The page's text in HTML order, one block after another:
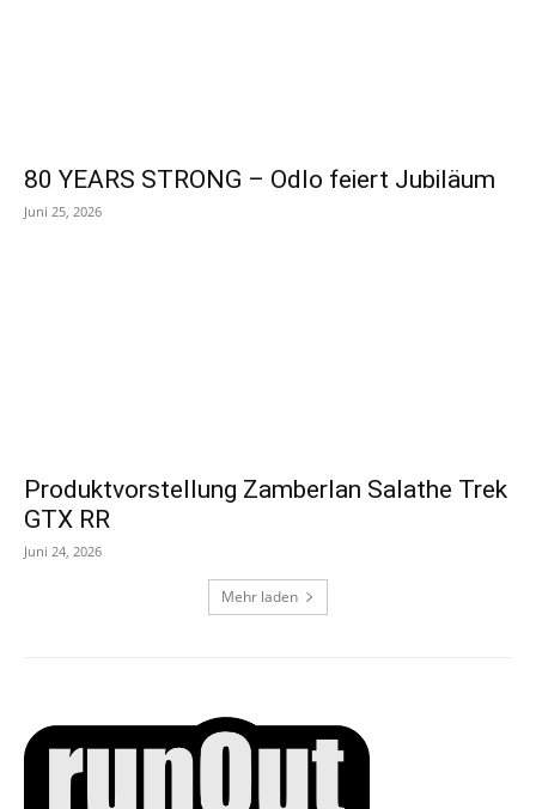
80 YEARS STRONG – Odlo feiert Jubiläum
Juni 25, 2026
Produktvorstellung Zamberlan Salathe Trek
GTX RR
Juni 24, 2026
Mehr laden